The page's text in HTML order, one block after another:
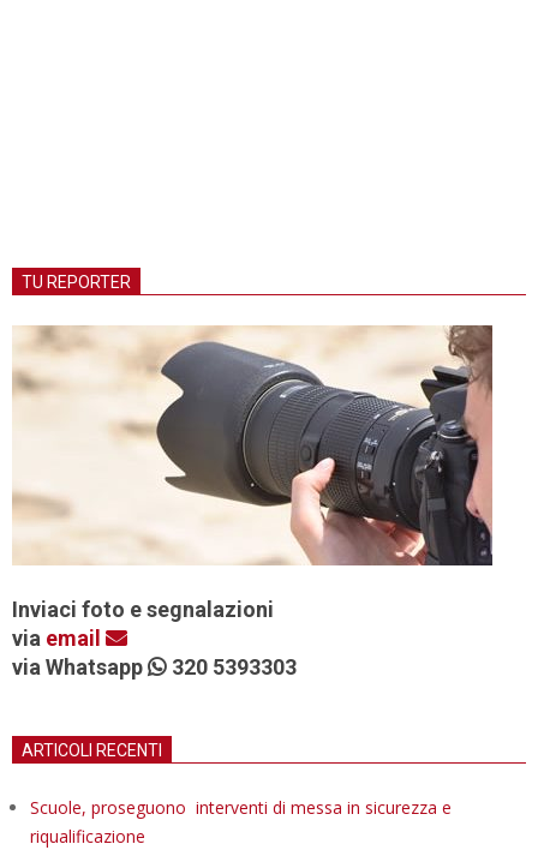
TU REPORTER
Inviaci foto e segnalazioni
via email
via Whatsapp
320 5393303
ARTICOLI RECENTI
Scuole, proseguono interventi di messa in sicurezza e
riqualificazione